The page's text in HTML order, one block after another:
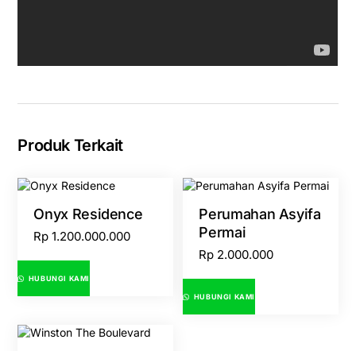
Produk Terkait
Onyx Residence
Rp 1.200.000.000
HUBUNGI KAMI
Perumahan Asyifa
Permai
Rp 2.000.000
HUBUNGI KAMI